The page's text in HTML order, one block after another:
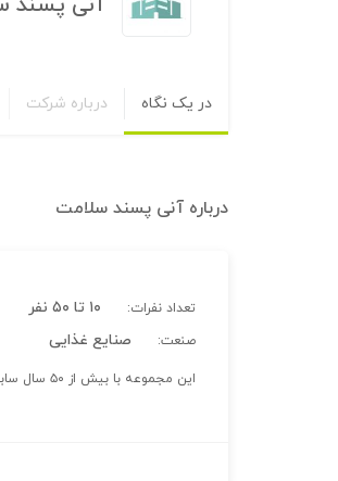
در یک نگاه درباره شرکت
درباره آنی پسند سلامت
تعداد نفرات: ۱۰ تا ۵۰ نفر
صنعت: صنایع غذایی
این مجموعه با بیش از ۵۰ سال سابقه در صنعت فعالیت نموده و در سال ۱۳۹۷ هولدینگ آنی پسند سلامت را تاسیس کرده است.